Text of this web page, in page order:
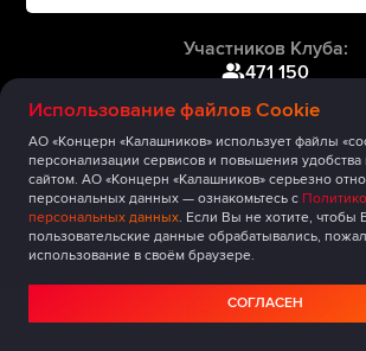
Использование файлов Cookie
АО «Концерн «Калашников» использует файлы
персонализации сервисов и повышения удобства
сайтом. АО «Концерн «Калашников» серьезно
персональных данных — ознакомьтесь с
персональных данных. Если Вы не хотите, чтобы
пользовательские данные обрабатывались,
использование в своём браузере.
СОГЛАСЕН
Участников Клуба:
471 150